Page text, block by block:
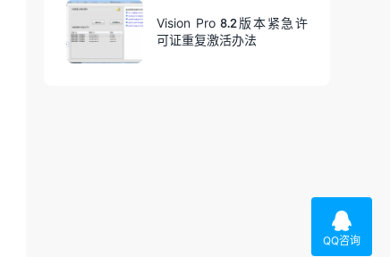
Vision Pro 8.2版本紧急许
可证重复激活办法

QQ咨询